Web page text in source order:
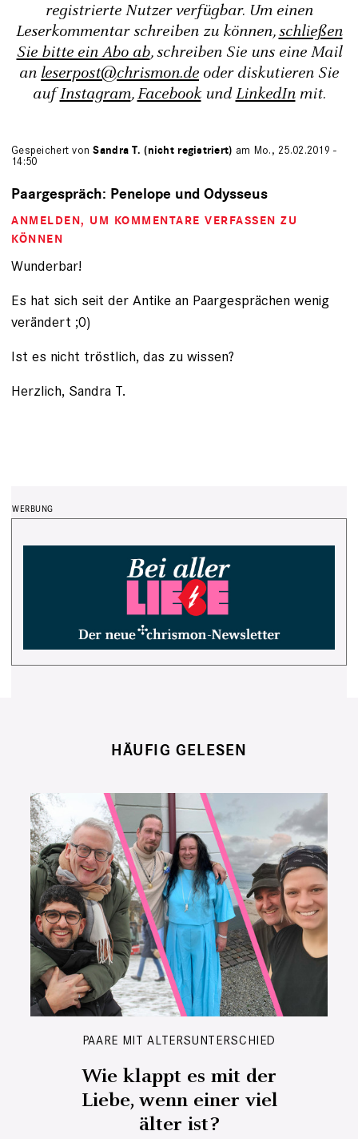
registrierte Nutzer verfügbar. Um einen
Leserkommentar schreiben zu können,schließen
Sie bitte ein Abo ab, schreiben Sie uns eine Mail
an leserpost@chrismon.de oder diskutieren Sie
aufInstagram,FacebookundLinkedInmit.
Gespeichert vonSandra T. (nicht registriert) am Mo., 25.02.2019 -
14:50
Paargespräch: Penelope und Odysseus
ANMELDEN, UM KOMMENTARE VERFASSEN ZU
KÖNNEN
Wunderbar!
Es hat sich seit der Antike an Paargesprächen wenig
verändert ;0)
Ist es nicht tröstlich, das zu wissen?
Herzlich, Sandra T.
HÄUFIG GELESEN
PAARE MIT ALTERSUNTERSCHIED
Wie klappt es mit der
Liebe, wenn einer viel
älter ist?